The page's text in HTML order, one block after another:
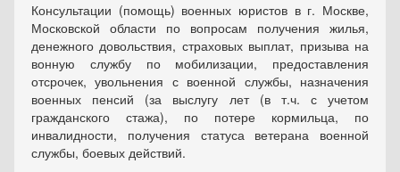
Консультации (помощь) военных юристов в г. Москве,
Московской области по вопросам получения жилья,
денежного довольствия, страховых выплат, призыва на
вонную службу по мобилизации, предоставления
отсрочек, увольнения с военной службы, назначения
военных пенсий (за выслугу лет (в т.ч. с учетом
гражданского стажа), по потере кормильца, по
инвалидности, получения статуса ветерана военной
службы, боевых действий.